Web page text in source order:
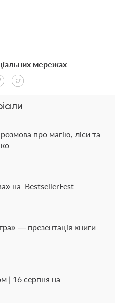
про магію, ліси та
на BestsellerFest
— презентація книги
| 16 серпня на
мережах